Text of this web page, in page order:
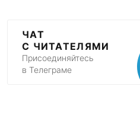
ЧАТ
С ЧИТАТЕЛЯМИ
Присоединяйтесь
в Телеграме